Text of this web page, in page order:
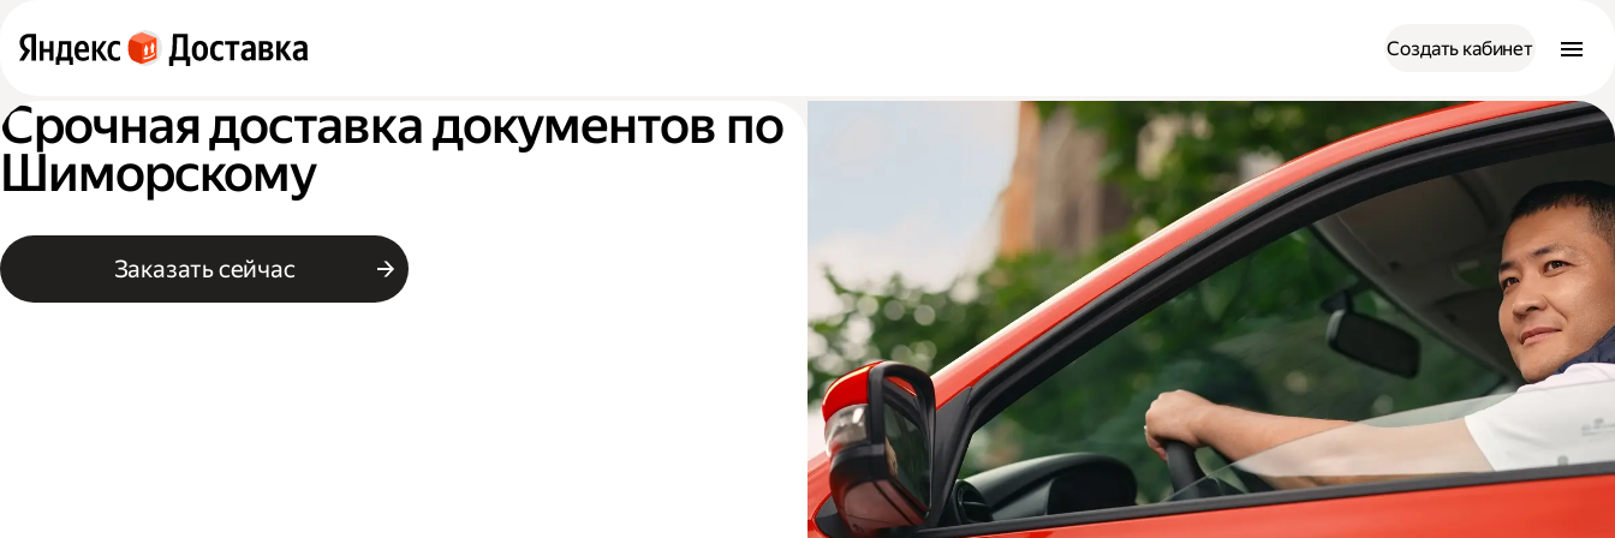
Создать кабинет
Срочная доставка документов по
Шиморскому
Заказать сейчас